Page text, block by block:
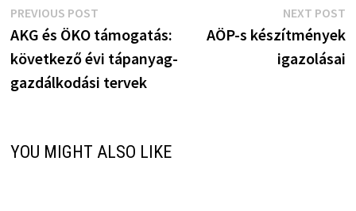
Bejegyzés
navigáció
PREVIOUS POSTPrevious
post:
AKG és ÖKO támogatás:
következő évi tápanyag-
gazdálkodási tervek
NEXT POST
AÖP-s készítmények
igazolásai
YOU MIGHT ALSO LIKE